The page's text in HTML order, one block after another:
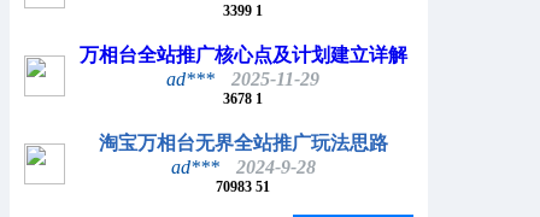
3399 1
万相台全站推广核心点及计划建立详解
ad***
2025-11-29
3678 1
淘宝万相台无界全站推广玩法思路
ad***
2024-9-28
70983 51